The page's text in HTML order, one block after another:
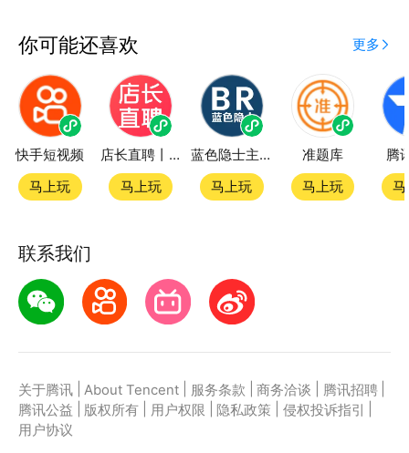
你可能还喜欢 更多
快手短视频
马上玩
店长直聘丨求职招聘找工作
马上玩
蓝色隐士主题站
马上玩
准题库
马上玩
腾
联系我们
关于腾讯 About Tencent 服务条款 商务洽谈 腾讯招聘
腾讯公益
版权所有 用户权限 隐私政策 侵权投诉指引
用户协议